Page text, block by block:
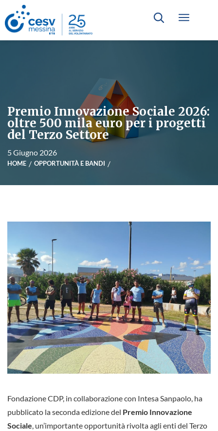
Premio Innovazione Sociale 2026:
oltre 500 mila euro per i progetti
del Terzo Settore
5 Giugno 2026
HOME OPPORTUNITÀ E BANDI
Fondazione CDP, in collaborazione con Intesa Sanpaolo, ha
pubblicato la seconda edizione del Premio Innovazione
Sociale, un’importante opportunità rivolta agli enti del Terzo